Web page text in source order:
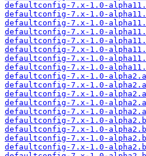
defaultconfig-7.x-1.0-
defaultconfig-7.x-1.0-
defaultconfig-7.x-1.0-
defaultconfig-7.x-1.0-
defaultconfig-7.x-1.0-
defaultconfig-7.x-1.0-
defaultconfig-7.x-1.0-
defaultconfig-7.x-1.0-
defaultconfig-7.x-1.0-
defaultconfig-7.x-1.0-
defaultconfig-7.x-1.0-
defaultconfig-7.x-1.0-
defaultconfig-7.x-1.0-
defaultconfig-7.x-1.0-
defaultconfig-7.x-1.0-
defaultconfig-7.x-1.0-
defaultconfig-7.x-1.0-